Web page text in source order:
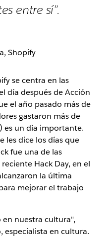
entre sí”.
Shopify
se centra en las
día después de Acción
el año pasado más de
gastaron más de
es un día importante.
les dice los días que
fue una de las
Hack Day, en el
la última
mejorar el trabajo
en nuestra cultura",
especialista en cultura.